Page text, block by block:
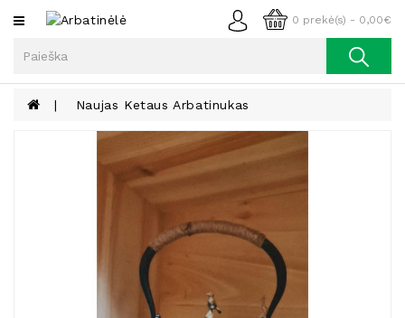
0 prekė(s) - 0,00€
Kategorijos
Kava
Naujas Ketaus Arbatinukas